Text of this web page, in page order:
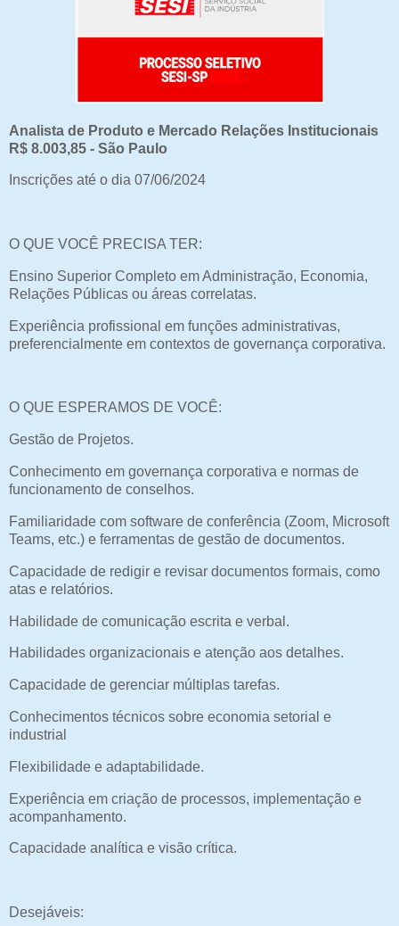
Analista de Produto e Mercado Relações Institucionais
R$ 8.003,85 - São Paulo
Inscrições até o dia 07/06/2024
O QUE VOCÊ PRECISA TER:
Ensino Superior Completo em Administração, Economia,
Relações Públicas ou áreas correlatas.
Experiência profissional em funções administrativas,
preferencialmente em contextos de governança corporativa.
O QUE ESPERAMOS DE VOCÊ:
Gestão de Projetos.
Conhecimento em governança corporativa e normas de
funcionamento de conselhos.
Familiaridade com software de conferência (Zoom, Microsoft
Teams, etc.) e ferramentas de gestão de documentos.
Capacidade de redigir e revisar documentos formais, como
atas e relatórios.
Habilidade de comunicação escrita e verbal.
Habilidades organizacionais e atenção aos detalhes.
Capacidade de gerenciar múltiplas tarefas.
Conhecimentos técnicos sobre economia setorial e
industrial
Flexibilidade e adaptabilidade.
Experiência em criação de processos, implementação e
acompanhamento.
Capacidade analítica e visão crítica.
Desejáveis: